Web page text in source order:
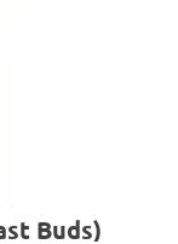
Buds)